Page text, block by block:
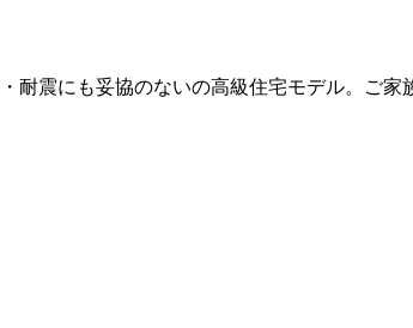
震にも妥協のないの高級住宅モデル。ご